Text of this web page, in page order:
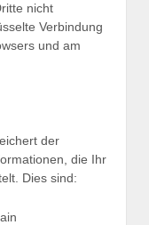
nicht
Verbindung
und am
der
die Ihr
Dies sind: